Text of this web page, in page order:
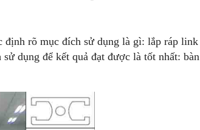
định rõ mục đích sử dụng là gì: lắp ráp link
dụng để kết quả đạt được là tốt nhất: bàn